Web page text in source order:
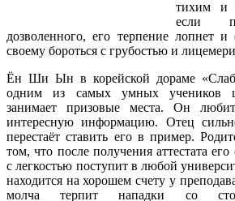
тихим и
если
дозволенного, его терпение лопнет
своему бороться с грубостью и
Ён Ши Ын в корейской дораме
одним из самых умных учеников
занимает призовые места. Он
интересную информацию. Отец
перестаёт ставить его в пример.
том, что после получения аттестата
с легкостью поступит в любой
находится на хорошем счету у
молча терпит нападки со